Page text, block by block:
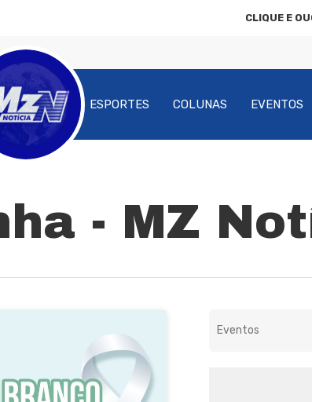
CLIQUE E
ESPORTES COLUNAS EVENTOS
- MZ